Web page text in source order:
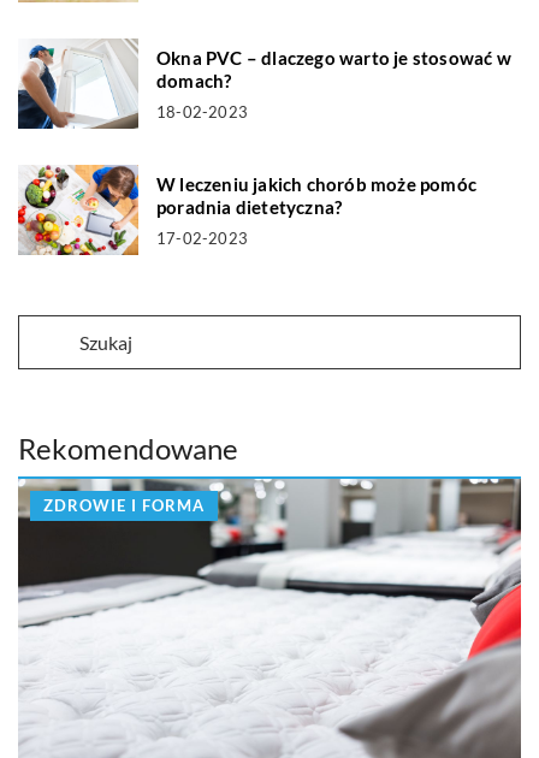
Okna PVC – dlaczego warto je stosować w
domach?
18-02-2023
W leczeniu jakich chorób może pomóc
poradnia dietetyczna?
17-02-2023
Rekomendowane
ZDROWIE I FORMA